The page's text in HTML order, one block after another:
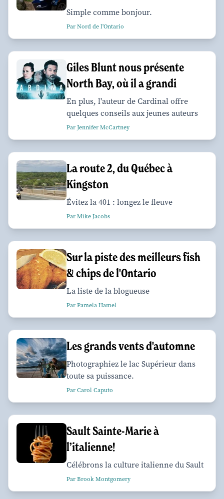
Simple comme bonjour.
Par Nord de l'Ontario
Giles Blunt nous présente
North Bay, où il a grandi
En plus, l'auteur de Cardinal offre
quelques conseils aux jeunes auteurs
Par Jennifer McCartney
La route 2, du Québec à
Kingston
Évitez la 401 : longez le fleuve
Par Mike Jacobs
Sur la piste des meilleurs fish
& chips de l'Ontario
La liste de la blogueuse
Par Pamela Hamel
Les grands vents d'automne
Photographiez le lac Supérieur dans
toute sa puissance.
Par Carol Caputo
Sault Sainte-Marie à
l’italienne!
Célébrons la culture italienne du Sault
Par Brook Montgomery